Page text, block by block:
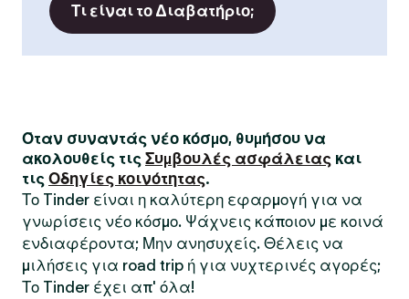
Τι είναι το Διαβατήριο;
Όταν συναντάς νέο κόσμο, θυμήσου να
ακολουθείς τις Συμβουλές ασφάλειας και
τις Οδηγίες κοινότητας.
Το Tinder είναι η καλύτερη εφαρμογή για να
γνωρίσεις νέο κόσμο. Ψάχνεις κάποιον με κοινά
ενδιαφέροντα; Μην ανησυχείς. Θέλεις να
μιλήσεις για road trip ή για νυχτερινές αγορές;
Το Tinder έχει απ' όλα!